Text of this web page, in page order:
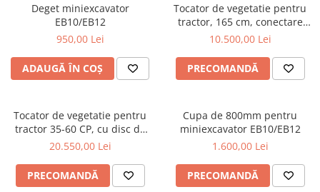
Miniexcavatoare
Buldoexcavatoare
Cupe
Excavatoare
Incarcatoare frontale
Masini batut stalpi
Masini de sapat santuri
Deget miniexcavator
EB10/EB12
950,00 Lei
ADAUGĂ ÎN COȘ
Tocator de vegetatie pentru
tractor, 165 cm, conectare
cardan tractor, MKD165
10.500,00 Lei
PRECOMANDĂ
Tocator de vegetatie pentru
tractor 35-60 CP, cu disc de
cosire lateral cu palpator, 155
Graecus ATK155-H
20.550,00 Lei
PRECOMANDĂ
Cupa de 800mm pentru
miniexcavator EB10/EB12
1.600,00 Lei
PRECOMANDĂ